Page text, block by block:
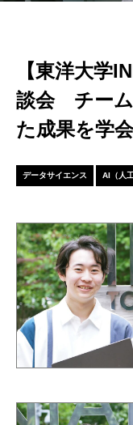
【東洋大学
談会 チーム
た成果を学
データサイエンス AI（人